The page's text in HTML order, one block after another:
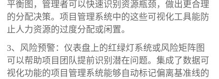
平衡图，管理者可以快速识别资源瓶颈，做出更合理
的分配决策。项目管理系统中的这些可视化工具能防
止人力资源的过度分配或闲置。
3、风险预警：仪表盘上的红绿灯系统或风险矩阵图
可以帮助项目团队提前识别潜在问题。集成了数据可
视化功能的项目管理系统能够自动标记偏离基准线的